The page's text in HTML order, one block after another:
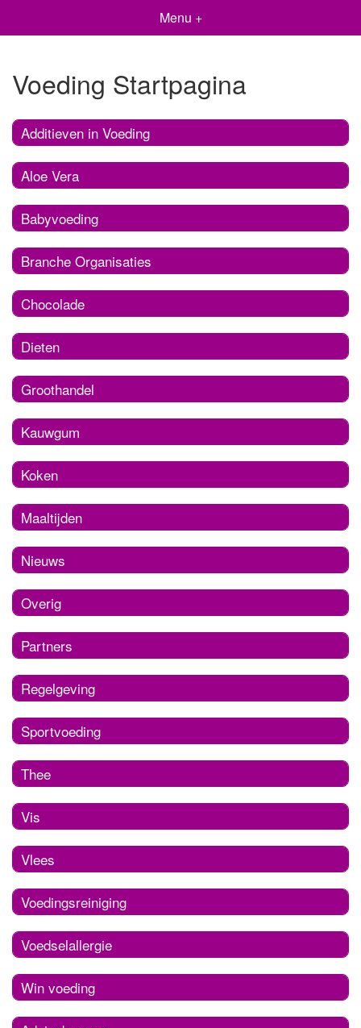
Menu +
Voeding Startpagina
Additieven in Voeding
Aloe Vera
Babyvoeding
Branche Organisaties
Chocolade
Dieten
Groothandel
Kauwgum
Koken
Maaltijden
Nieuws
Overig
Partners
Regelgeving
Sportvoeding
Thee
Vis
Vlees
Voedingsreiniging
Voedselallergie
Win voeding